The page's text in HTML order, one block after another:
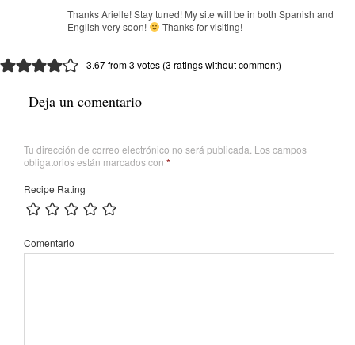
Thanks Arielle! Stay tuned! My site will be in both Spanish and
English very soon!
Thanks for visiting!
3.67 from 3 votes (3 ratings without comment)
Deja un comentario
Tu dirección de correo electrónico no será publicada. Los campos
obligatorios están marcados con *
Recipe Rating
Comentario